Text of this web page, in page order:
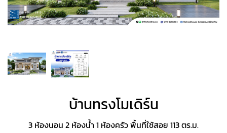
บ้านทรงโมเดิร์น
3 ห้องนอน 2 ห้องน้ำ 1 ห้องครัว พื้นที่ใช้สอย 113 ตร.ม.